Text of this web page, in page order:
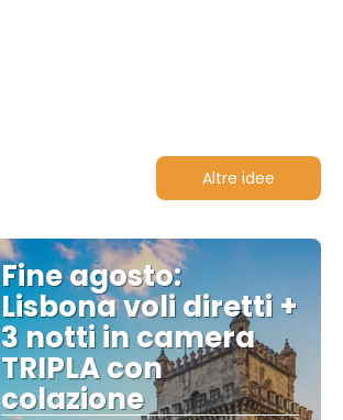
Altre idee
Fine agosto:
Lisbona voli diretti +
3 notti in camera
TRIPLA con
colazione